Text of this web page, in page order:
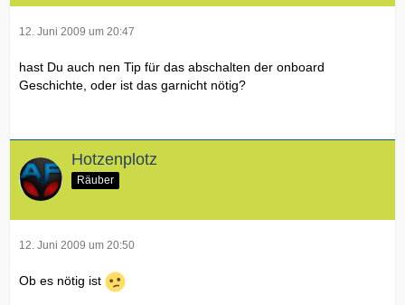
12. Juni 2009 um 20:47
hast Du auch nen Tip für das abschalten der onboard
Geschichte, oder ist das garnicht nötig?
Hotzenplotz
Räuber
12. Juni 2009 um 20:50
Ob es nötig ist